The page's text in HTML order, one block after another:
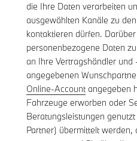
die Ihre Daten verarbeiten
ausgewählten Kanäle zu
kontaktieren dürfen.
personenbezogene Daten
an Ihre Vertragshändler
angegebenen
Online-Accountangegeben
Fahrzeuge erworben oder
Beratungsleistungen
Partner) übermittelt